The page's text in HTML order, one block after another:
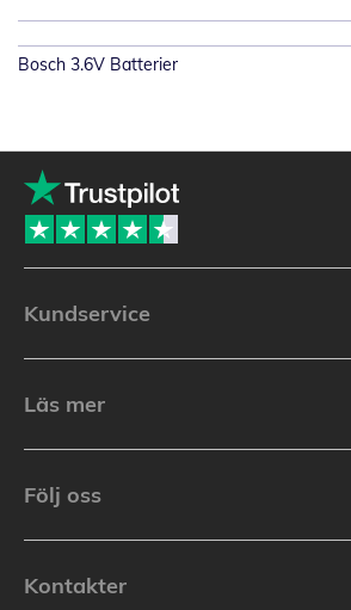
Bosch 3.6V Batterier
Kundservice
Läs mer
Följ oss
Kontakter